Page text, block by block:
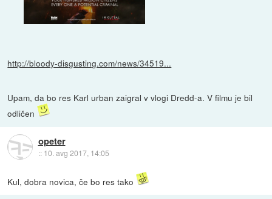
http://bloody-disgusting.com/news/34519...
Upam, da bo res Karl urban zaigral v vlogi Dredd-a. V filmu je bil
odličen
opeter
:: 10. avg 2017, 14:05
Kul, dobra novica, če bo res tako